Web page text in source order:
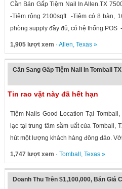
Cần Bán Gấp Tiệm Nail In Allen.TX
-Tiệm rộng 2100sqft -Tiệm có 8 bàn,
phòng supply đầy đủ, có hệ thống POS
1,905 lượt xem · Allen, Texas»
Cần Sang Gấp Tiệm Nail In Tomball TX
Tin rao vặt này đã hết hạn
Tiệm Nails Good Location Tại
lạc tại trung tâm sầm uất của Tomball,
hút một lượng khách hàng đông đảo.
1,747 lượt xem · Tomball , Texas»
Doanh Thu Trên $1,100,000, Bán Giá